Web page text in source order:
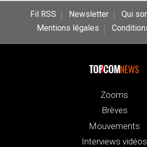
Fil RSS Newsletter
Qui
Mentions légales
NEWS
Zooms
Brèves
Mouvements
Interviews vidéos